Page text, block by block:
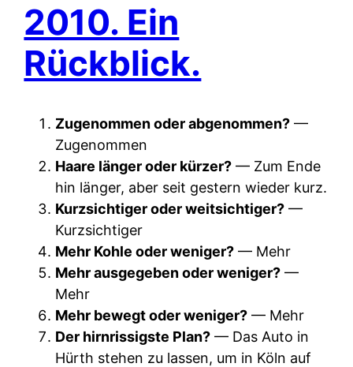
2010. Ein
Rückblick.
Zugenommen oder abgenommen? —
Zugenommen
Haare länger oder kürzer? — Zum Ende
hin länger, aber seit gestern wieder kurz.
Kurzsichtiger oder weitsichtiger? —
Kurzsichtiger
Mehr Kohle oder weniger? — Mehr
Mehr ausgegeben oder weniger? —
Mehr
Mehr bewegt oder weniger? — Mehr
Der hirnrissigste Plan? — Das Auto in
Hürth stehen zu lassen, um in Köln auf